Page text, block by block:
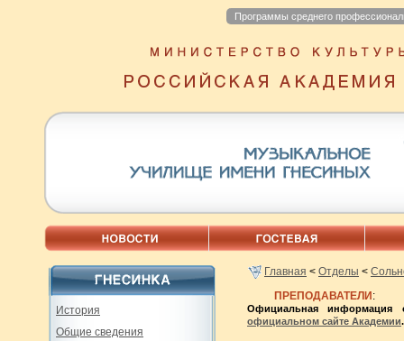
Программы среднего
История
Общие сведения
Главная < Отделы <
ПРЕПОДАВАТЕЛИ :
Официальная информация
официальном сайте Академии.